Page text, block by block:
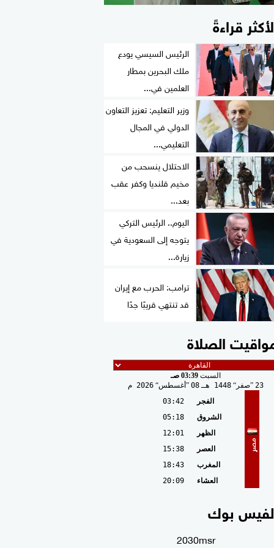
قراءةً
الرئيس السيسي يودع
ملك البحرين بمطار
العلمين في...
وزير التعليم: تعزيز التعاون
الدولي في المجال
التعليمي...
الاحتلال ينسحب من
مخيم قلنديا وكفر عقب
بعد...
اليوم.. الرئيس التركي
يتوجه إلى السعودية في
زيارة...
ترامب: الحرب مع إيران
قد تنتهي قريبًا جدًا
الصلاة
السبت 03:39 صـ
23 صفر 1448 هـ 08 أغسطس 2026 م
مصر
الفجر
03:42
الشروق
05:18
الظهر
12:01
العصر
15:38
المغرب
18:43
العشاء
20:09
بوك
2030msr